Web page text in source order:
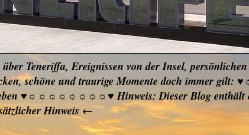
Teneriffa, Ereignissen von der Insel,
schöne und traurige Momente doch immer
♥☼☼☼☼☼☼☼☼♥ Hinweis: Dieser Blog enthält
Hinweis ←